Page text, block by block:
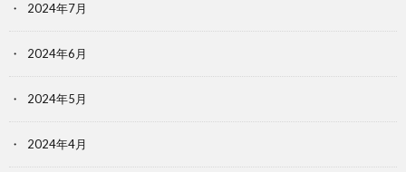
2024年7月
2024年6月
2024年5月
2024年4月